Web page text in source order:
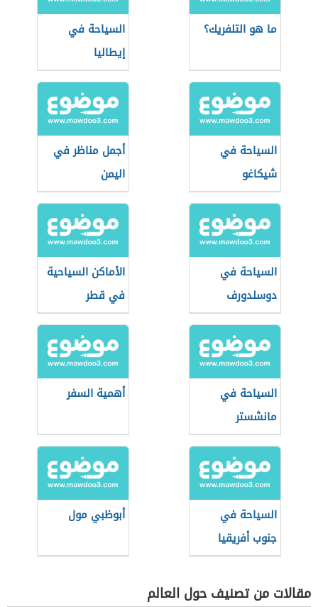
ما هو التلفريك؟
السياحة في
إيطاليا
السياحة في
شيكاغو
أجمل مناظر في
اليمن
السياحة في
دوسلدورف
الأماكن السياحية
في قطر
السياحة في
مانشستر
أهمية السفر
السياحة في
جنوب أفريقيا
أبوظبي مول
مقالات من تصنيف حول العالم